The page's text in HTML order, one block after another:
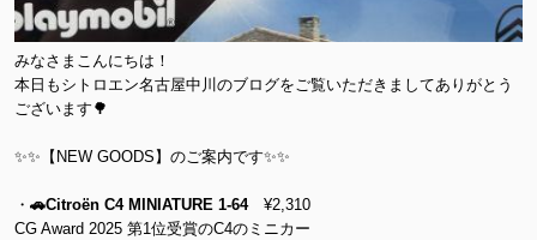
みなさまこんにちは！
本日もシトロエン名古屋中川のブログをご覧いただきましてありがとう
ございます🌳
✨✨【NEW GOODS】のご案内です✨✨
・ 🚗Citroën C4 MINIATURE 1-64¥2,310
CG Award 2025 第1位受賞のC4のミニカー